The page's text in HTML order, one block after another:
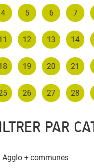
4 5 6 7
12 13 14
19 20 21
26 27 28
PAR
Agglo + communes